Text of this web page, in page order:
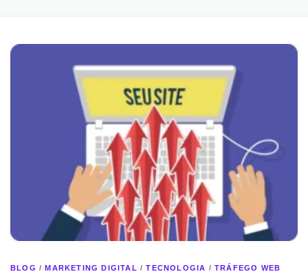
BLOG /MARKETING DIGITAL /TECNOLOGIA /TRÁFEGO WEB